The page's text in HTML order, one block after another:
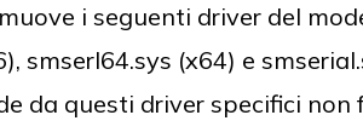
i seguenti driver del
smserl64.sys (x64) e
da questi driver specifici non